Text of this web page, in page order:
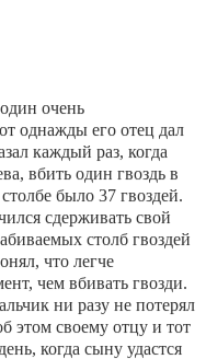
очень
однажды его отец дал
каждый раз, когда
вбить один гвоздь в
было 37 гвоздей.
сдерживать свой
столб гвоздей
что легче
чем вбивать гвозди.
ни разу не потерял
этом своему отцу и тот
когда сыну удастся